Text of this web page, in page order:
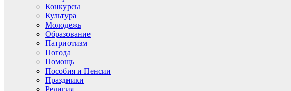
Конкурсы
Культура
Молодежь
Образование
Патриотизм
Погода
Помощь
Пособия и Пенсии
Праздники
Религия